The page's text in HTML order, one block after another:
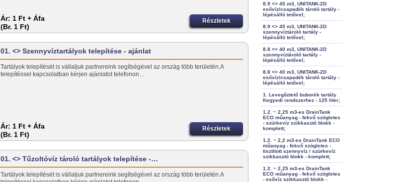
Ár: 1 Ft + Áfa
(Br. 1 Ft)
Részletek
01. <> Szennyvíztartályok telepítése - ajánlat
Tartályok telepítését is vállaljuk partnereink segítségével az ország több területén.A
telepítéssel kapcsolatban kérjen ajánlatot telefonon…
Ár: 1 Ft + Áfa
(Br. 1 Ft)
Részletek
01. <> Tűzoltóvíz tároló tartályok telepítése -…
Tartályok telepítését is vállaljuk partnereink segítségével az ország több területén.A
8.9 <> 45 m3, UNITANK-2D
esővíz/csapadék tároló tartály -
lépésálló tetővel;
8.9 <> 45 m3, UNITANK-2D
szennyvíztároló tartály -
lépésálló tetővel;
8.8 <> 40 m3, UNITANK-2D
szennyvíztároló tartály -
lépésálló tetővel;
8.8 <> 40 m3, UNITANK-2D
esővíz/csapadék tároló tartály -
lépésálló tetővel;
1. Levegőztető buborék tartály
Kegyedi rendszerhez - 125 liter;
1.2. ~ 2,25 m3-es DrainTank
ECO műanyag - fekvő szögletes
- szürkevíz szikkasztó blokk -
komplett;
1.2. ~ 2,2 m3-es DrainTank ECO
műanyag - fekvő szögletes -
tisztított szennyvíz / szürkevíz
szikkasztó blokk - komplett;
1.2. ~ 2,25 m3-es DrainTank
ECO műanyag - fekvő szögletes
- esővíz szikkasztó blokk -